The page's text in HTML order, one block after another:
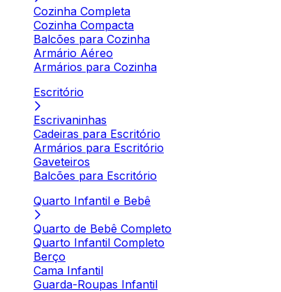
Cozinha Completa
Cozinha Compacta
Balcões para Cozinha
Armário Aéreo
Armários para Cozinha
Escritório
Escrivaninhas
Cadeiras para Escritório
Armários para Escritório
Gaveteiros
Balcões para Escritório
Quarto Infantil e Bebê
Quarto de Bebê Completo
Quarto Infantil Completo
Berço
Cama Infantil
Guarda-Roupas Infantil